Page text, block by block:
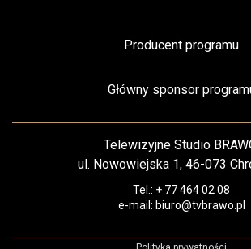
Producent programu
Główny sponsor
Telewizyjne Studio
ul. Nowowiejska 1, 46-073
Tel.: + 77 464 02 08
e-mail: biuro@tvbrawo.pl